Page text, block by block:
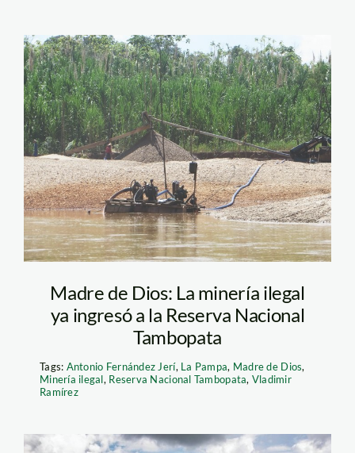
foto minería
Madre de Dios: La minería ilegal
ya ingresó a la Reserva Nacional
Tambopata
Tags: Antonio Fernández Jerí, La Pampa, Madre de Dios,
Minería ilegal, Reserva Nacional Tambopata, Vladimir
Ramírez